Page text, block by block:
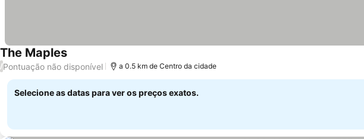
The Maples
/Pontuação não disponível a 0.5 km de Centro da cidade
Selecione as datas para ver os preços exatos.